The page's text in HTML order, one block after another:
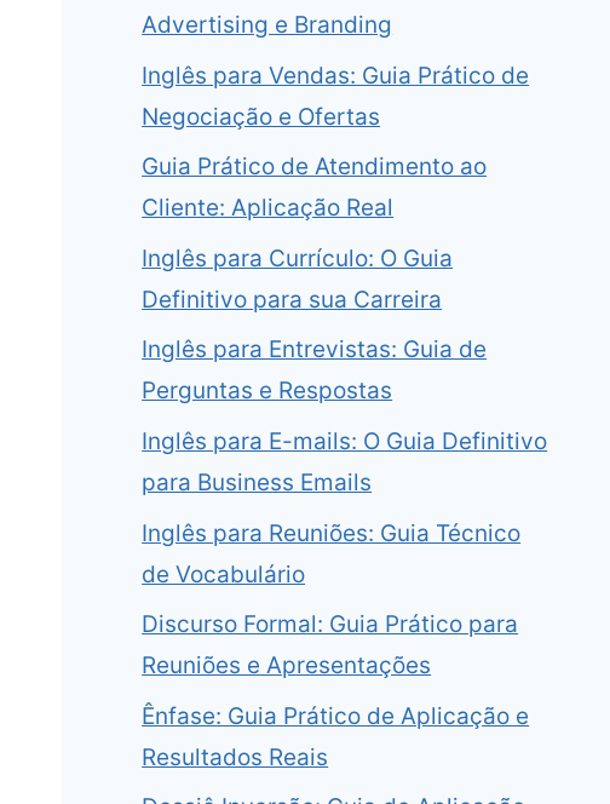
Advertising e Branding
Inglês para Vendas: Guia Prático de
Negociação e Ofertas
Guia Prático de Atendimento ao
Cliente: Aplicação Real
Inglês para Currículo: O Guia
Definitivo para sua Carreira
Inglês para Entrevistas: Guia de
Perguntas e Respostas
Inglês para E-mails: O Guia Definitivo
para Business Emails
Inglês para Reuniões: Guia Técnico
de Vocabulário
Discurso Formal: Guia Prático para
Reuniões e Apresentações
Ênfase: Guia Prático de Aplicação e
Resultados Reais